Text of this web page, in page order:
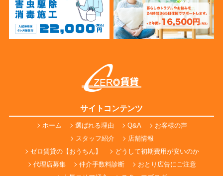
サイトコンテンツ
ホーム 選ばれる理由 Q&A
お客様の声
スタッフ紹介
店舗情報
ゼロ賃貸の【おうちん】
どうして初期費用が安いのか
代理店募集
仲介手数料診断
おとり広告にご注意